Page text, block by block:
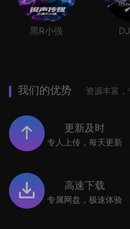
黑R小强
我们的优势 资源丰富
更新及时
专人上传，每天更新
高速下载
专属网盘，极速体验